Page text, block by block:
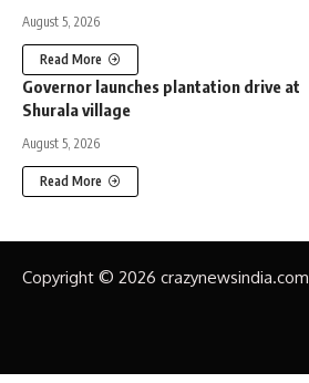
August 5, 2026
Read More
Governor launches plantation drive at
Shurala village
August 5, 2026
Read More
Copyright © 2026 crazynewsindia.com